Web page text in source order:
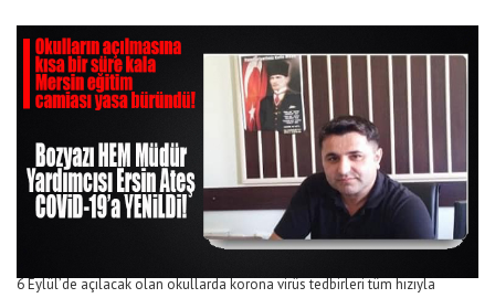
6 Eylül’de açılacak olan okullarda korona virüs tedbirleri tüm hızıyla